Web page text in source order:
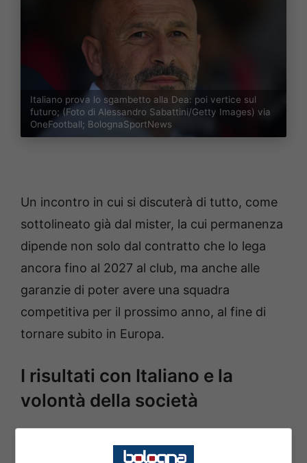
Italiano prova lo sgambetto alla Dea: poi vertice sul
futuro; (Foto di Alessandro Sabattini/Getty Images) via
OneFootball; BolognaSportNews
Un incontro in cui si discuterà di tutto, come
sottolineato già dal mister, la cui permanenza
dipende non solo dal contratto che lo lega
ancora fino al 2027 al club, ma anche alle
garanzie di poter avere una squadra
competitiva per il prossimo anno, al fine di
tornare subito in Europa.
I risultati con Italiano e la
volontà della società
Bologna e Italiano abbia fatto bene ad